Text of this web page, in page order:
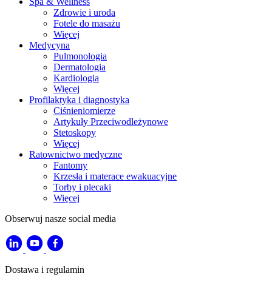
Zdrowie i uroda
Fotele do masażu
Więcej
Medycyna
Pulmonologia
Dermatologia
Kardiologia
Więcej
Profilaktyka i diagnostyka
Ciśnieniomierze
Artykuły Przeciwodleżynowe
Stetoskopy
Więcej
Ratownictwo medyczne
Fantomy
Krzesła i materace ewakuacyjne
Torby i plecaki
Więcej
Obserwuj nasze social media
Dostawa i regulamin